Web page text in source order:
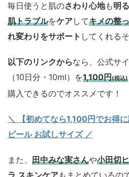
毎日使うと肌のさわり心地も明
肌トラブルをケアしてキメの整
れ変わりをサポート してくれる
以下のリンクからなら、公式サ
（10日分・10ml）を1,100円(税込)
購入できるのでオススメです！
＼ 【初めてなら1,100円でお得
ピール お試しサイズ／
また、 田中みな実さんや小田切